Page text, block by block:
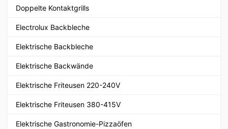
Doppelte Kontaktgrills
Electrolux Backbleche
Elektrische Backbleche
Elektrische Backwände
Elektrische Friteusen 220-240V
Elektrische Friteusen 380-415V
Elektrische Gastronomie-Pizzaöfen